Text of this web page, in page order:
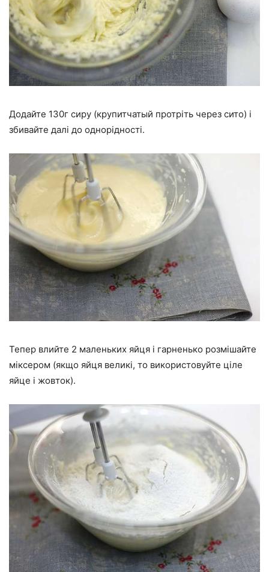
Додайте 130г сиру (крупитчатый протріть через сито) і
збивайте далі до однорідності.
Тепер влийте 2 маленьких яйця і гарненько розмішайте
міксером (якщо яйця великі, то використовуйте ціле
яйце і жовток).